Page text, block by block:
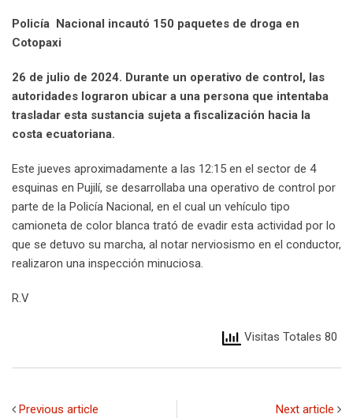
Policía Nacional incautó 150 paquetes de droga en
Cotopaxi
26 de julio de 2024. Durante un operativo de control, las
autoridades lograron ubicar a una persona que intentaba
trasladar esta sustancia sujeta a fiscalización hacia la
costa ecuatoriana.
Este jueves aproximadamente a las 12:15 en el sector de 4
esquinas en Pujilí, se desarrollaba una operativo de control por
parte de la Policía Nacional, en el cual un vehículo tipo
camioneta de color blanca trató de evadir esta actividad por lo
que se detuvo su marcha, al notar nerviosismo en el conductor,
realizaron una inspección minuciosa.
R.V
Visitas Totales 80
Previous article Next article